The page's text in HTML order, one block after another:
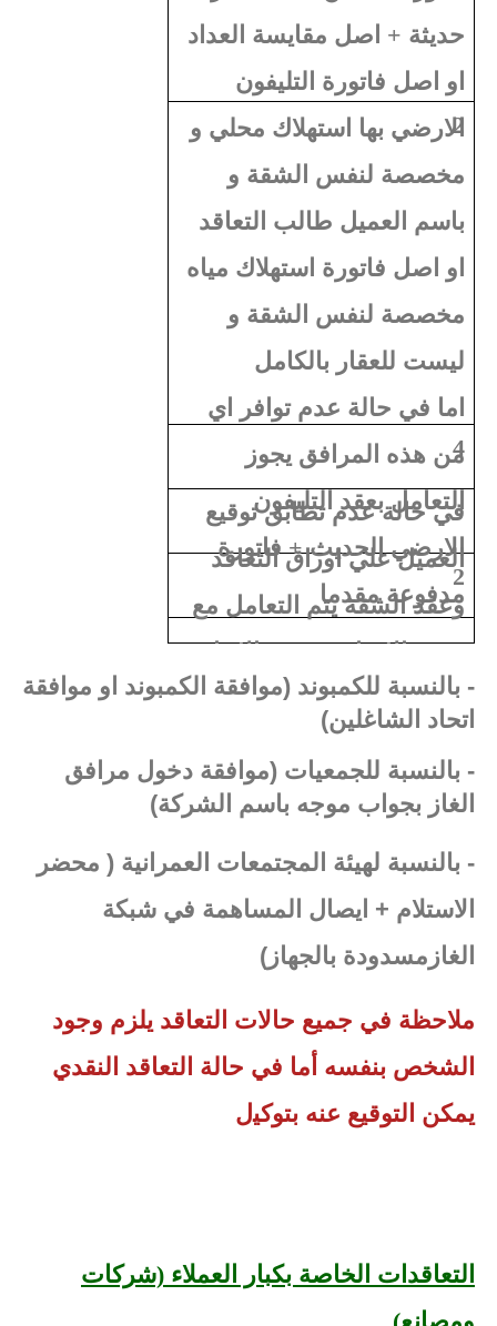
حديثة + اصل مقايسة العداد
او اصل فاتورة التليفون
الارضي بها استهلاك محلي و
مخصصة لنفس الشقة و
باسم العميل طالب التعاقد
او اصل فاتورة استهلاك مياه
مخصصة لنفس الشقة و
ليست للعقار بالكامل
اما في حالة عدم توافر اي
من هذه المرافق يجوز
التعامل بعقد التليفون
الارضي الحديث + فاتورة
مدفوعة مقدما
2
4
في حالة عدم تطابق توقيع
العميل علي اوراق التعاقد
وعقد الشقة يتم التعامل مع
جميع الاوراق ببصمة الابهام
2
- بالنسبة للكمبوند (موافقة الكمبوند او موافقة
اتحاد الشاغلين)
- بالنسبة للجمعيات (موافقة دخول مرافق
الغاز بجواب موجه باسم الشركة)
- بالنسبة لهيئة المجتمعات العمرانية ( محضر
الاستلام + ايصال المساهمة في شبكة
الغازمسدودة بالجهاز)
ملاحظة في ﺟﻤﻴﻊ ﺣﺎﻻت التعاقد ﻳﻠﺰم وﺟﻮد
اﻟﺸﺨﺺ ﺑﻨﻔﺴﻪ أﻣﺎ ﻓﻲ ﺣﺎﻟﺔ اﻟﺘﻌﺎﻗﺪ اﻟﻨﻘﺪي
ﻳﻤﻜﻦ اﻟﺘﻮﻗﻴﻊ ﻋﻨﻪ ﺑﺘﻮﻛﻴل
التعاقدات الخاصة بكبار العملاء (شركات